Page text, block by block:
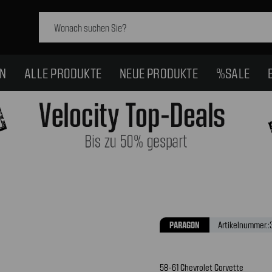
ALLE PRODUKTE NEUE PRODUKTE %SALE
PARAGON Artikelnummer.:
58-61 Chevrolet Corvette